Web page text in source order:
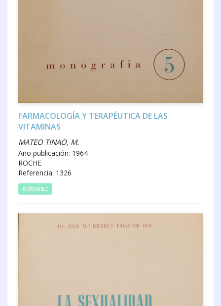
FARMACOLOGÍA Y TERAPÉUTICA DE LAS
VITAMINAS
MATEO TINAO, M.
Año publicación: 1964
ROCHE
Referencia: 1326
DISPONIBLE